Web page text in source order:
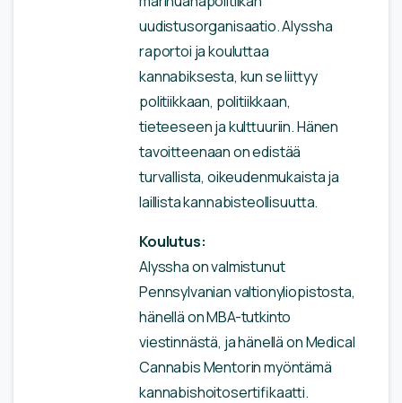
uudistusorganisaatio. Alyssha
raportoi ja kouluttaa
kannabiksesta, kun se liittyy
politiikkaan, politiikkaan,
tieteeseen ja kulttuuriin. Hänen
tavoitteenaan on edistää
turvallista, oikeudenmukaista ja
laillista kannabisteollisuutta.
Koulutus:
Alyssha on valmistunut
Pennsylvanian valtionyliopistosta,
hänellä on MBA-tutkinto
viestinnästä, ja hänellä on Medical
Cannabis Mentorin myöntämä
kannabishoitosertifikaatti.